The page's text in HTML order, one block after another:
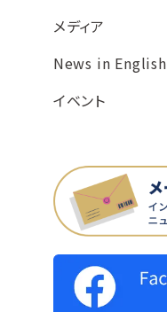
メディア
News in English
イベント